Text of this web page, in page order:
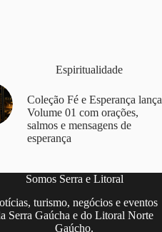
Espiritualidade
Coleção Fé e Esperança lança
Volume 01 com orações,
salmos e mensagens de
esperança
Somos Serra e Litoral
turismo, negócios e eventos
Serra Gaúcha e do Litoral Norte
Gaúcho.